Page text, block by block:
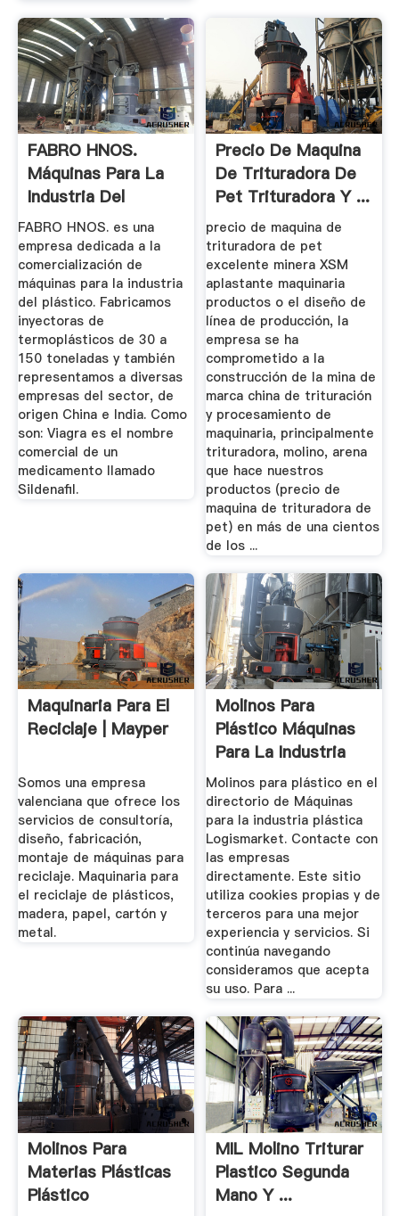
FABRO HNOS.
Máquinas Para La
Industria Del
Plástico
FABRO HNOS. es una
empresa dedicada a la
comercialización de
máquinas para la industria
del plástico. Fabricamos
inyectoras de
termoplásticos de 30 a
150 toneladas y también
representamos a diversas
empresas del sector, de
origen China e India. Como
son: Viagra es el nombre
comercial de un
medicamento llamado
Sildenafil.
Precio De Maquina
De Trituradora De
Pet Trituradora Y ...
precio de maquina de
trituradora de pet
excelente minera XSM
aplastante maquinaria
productos o el diseño de
línea de producción, la
empresa se ha
comprometido a la
construcción de la mina de
marca china de trituración
y procesamiento de
maquinaria, principalmente
trituradora, molino, arena
que hace nuestros
productos (precio de
maquina de trituradora de
pet) en más de una cientos
de los ...
Maquinaria Para El
Reciclaje | Mayper
Somos una empresa
valenciana que ofrece los
servicios de consultoría,
diseño, fabricación,
montaje de máquinas para
reciclaje. Maquinaria para
el reciclaje de plásticos,
madera, papel, cartón y
metal.
Molinos Para
Plástico Máquinas
Para La Industria
Plástica
Molinos para plástico en el
directorio de Máquinas
para la industria plástica
Logismarket. Contacte con
las empresas
directamente. Este sitio
utiliza cookies propias y de
terceros para una mejor
experiencia y servicios. Si
continúa navegando
consideramos que acepta
su uso. Para ...
Molinos Para
Materias Plásticas
Plástico
MIL Molino Triturar
Plastico Segunda
Mano Y ...